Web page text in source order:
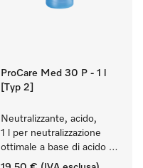
ProCare Med 30 P - 1 l
[Typ 2]
Neutralizzante, acido,
1 l per neutralizzazione
ottimale a base di acido
inorganico.